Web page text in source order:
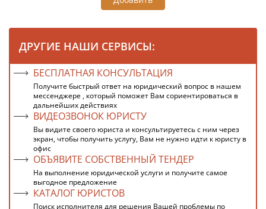
ДРУГИЕ НАШИ СЕРВИСЫ:
БЕСПЛАТНАЯ КОНСУЛЬТАЦИЯ
Получите быстрый ответ на юридический вопрос в нашем
мессенджере , который поможет Вам сориентироваться в
дальнейших действиях
ВИДЕОЗВОНОК ЮРИСТУ
Вы видите своего юриста и консультируетесь с ним через
экран, чтобы получить услугу, Вам не нужно идти к юристу в
офис
ОБЪЯВИТЕ СОБСТВЕННЫЙ ТЕНДЕР
На выполнение юридической услуги и получите самое
выгодное предложение
КАТАЛОГ ЮРИСТОВ
Поиск исполнителя для решения Вашей проблемы по